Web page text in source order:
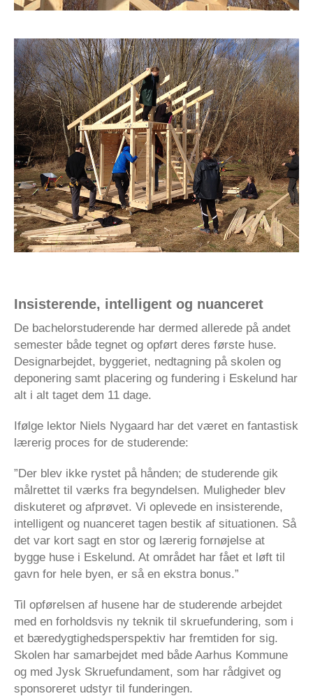
Insisterende, intelligent og nuanceret
De bachelorstuderende har dermed allerede på andet
semester både tegnet og opført deres første huse.
Designarbejdet, byggeriet, nedtagning på skolen og
deponering samt placering og fundering i Eskelund har
alt i alt taget dem 11 dage.
Ifølge lektor Niels Nygaard har det været en fantastisk
lærerig proces for de studerende:
”Der blev ikke rystet på hånden; de studerende gik
målrettet til værks fra begyndelsen. Muligheder blev
diskuteret og afprøvet. Vi oplevede en insisterende,
intelligent og nuanceret tagen bestik af situationen. Så
det var kort sagt en stor og lærerig fornøjelse at
bygge huse i Eskelund. At området har fået et løft til
gavn for hele byen, er så en ekstra bonus.”
Til opførelsen af husene har de studerende arbejdet
med en forholdsvis ny teknik til skruefundering, som i
et bæredygtighedsperspektiv har fremtiden for sig.
Skolen har samarbejdet med både Aarhus Kommune
og med Jysk Skruefundament, som har rådgivet og
sponsoreret udstyr til funderingen.